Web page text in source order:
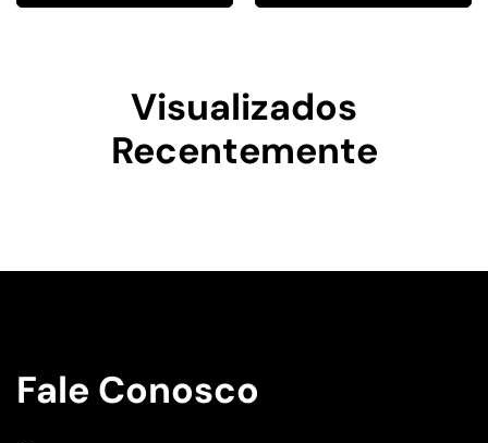
Visualizados
Recentemente
Fale Conosco